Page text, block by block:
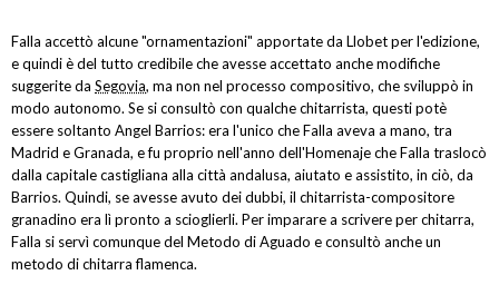
Falla accettò alcune "ornamentazioni" apportate da Llobet per l'edizione,
e quindi è del tutto credibile che avesse accettato anche modifiche
suggerite da Segovia, ma non nel processo compositivo, che sviluppò in
modo autonomo. Se si consultò con qualche chitarrista, questi potè
essere soltanto Angel Barrios: era l'unico che Falla aveva a mano, tra
Madrid e Granada, e fu proprio nell'anno dell'Homenaje che Falla traslocò
dalla capitale castigliana alla città andalusa, aiutato e assistito, in ciò, da
Barrios. Quindi, se avesse avuto dei dubbi, il chitarrista-compositore
granadino era lì pronto a scioglierli. Per imparare a scrivere per chitarra,
Falla si servì comunque del Metodo di Aguado e consultò anche un
metodo di chitarra flamenca.